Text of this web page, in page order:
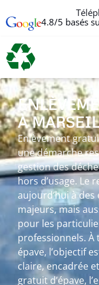
4.8/5 basés
À
Enlèvement
une démarche
gestion des
hors d’usage. Le
aujourd’hui à
majeurs, mais
pour les
professionnels.
épave, l’objectif
claire, encadrée
gratuit d’épave,